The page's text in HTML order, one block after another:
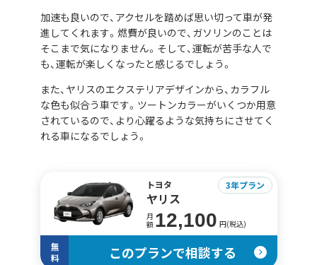
加速も良いので、アクセルを踏めば思い切って車が発
進してくれます。燃費が良いので、ガソリンのことは
そこまで気になりません。そして、運転が苦手な人で
も、運転が楽しくなったと感じるでしょう。
また、ヤリスのエクステリアデザインから、カラフル
な色も似合う車です。ツートンカラーがいくつか用意
されているので、より心躍るような気持ちにさせてく
れる車になるでしょう。
トヨタ
ヤリス
月
額 12,100 円(税込)
3年プラン
無
料
このプランで相談する